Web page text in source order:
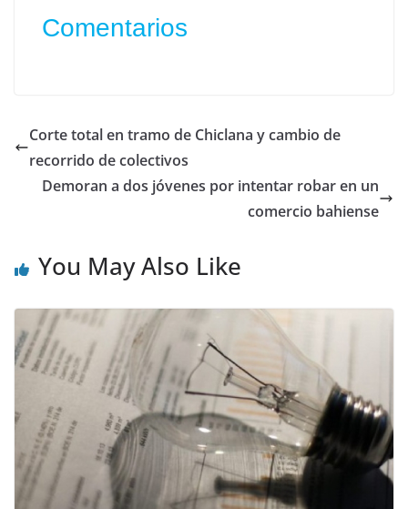
Comentarios
Corte total en tramo de Chiclana y cambio de
recorrido de colectivos
Demoran a dos jóvenes por intentar robar en un
comercio bahiense
You May Also Like